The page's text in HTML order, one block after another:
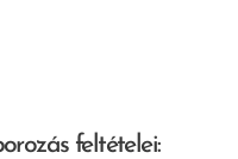
feltételei: